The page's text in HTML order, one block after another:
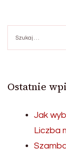
Ostatnie
Jak
Liczba